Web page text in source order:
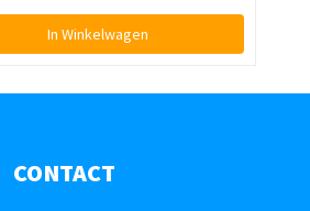
In Winkelwagen
CONTACT